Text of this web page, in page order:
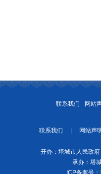
联系我们 网站
联系我们 | 网站声
开办：塔城市人民政
承办：塔